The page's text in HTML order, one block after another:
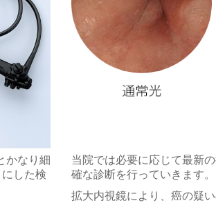
かなり細
にした検
当院では必要に応じて最新
確な診断を行っていきます。
拡大内視鏡により、癌の疑